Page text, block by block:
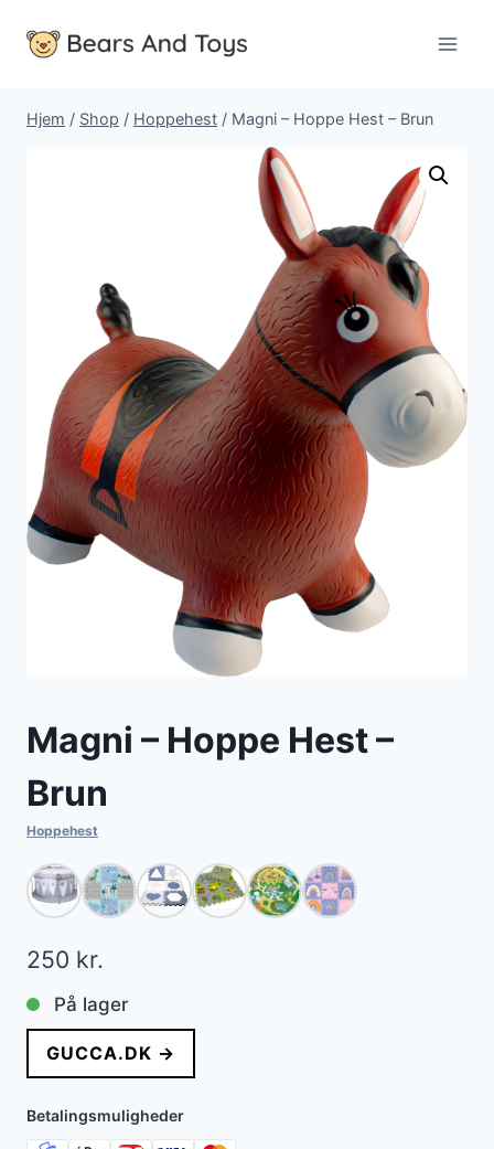
Hjem / Shop / Hoppehest / Magni – Hoppe Hest – Brun
Magni – Hoppe Hest –
Brun
Hoppehest
250 kr.
På lager
GUCCA.DK →
Betalingsmuligheder